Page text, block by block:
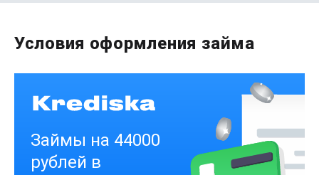
Получить
Условия оформления займа